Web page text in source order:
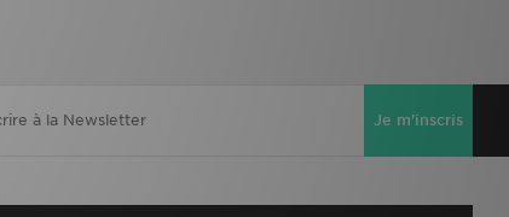
Je m'inscris